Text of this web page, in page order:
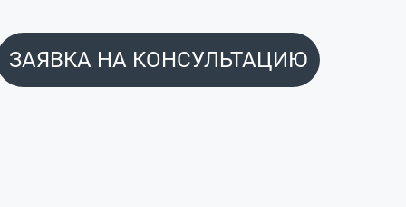
ЗАЯВКА НА КОНСУЛЬТАЦИЮ